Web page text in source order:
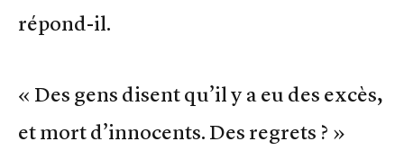
répond-il.
« Des gens disent qu’il y a eu des excès,
et mort d’innocents. Des regrets ? »